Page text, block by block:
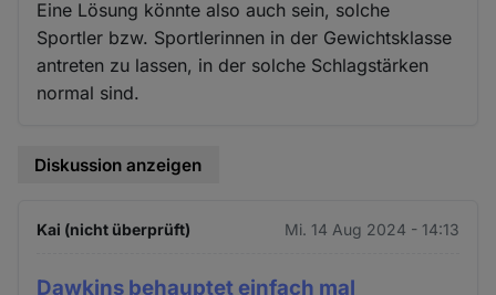
Eine Lösung könnte also auch sein, solche
Sportler bzw. Sportlerinnen in der Gewichtsklasse
antreten zu lassen, in der solche Schlagstärken
normal sind.
Diskussion anzeigen
Kai (nicht überprüft) Mi. 14 Aug 2024 - 14:13
Dawkins behauptet einfach mal